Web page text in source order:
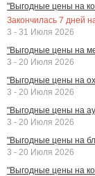
"Выгодные цены на
Закончилась 7 дней
3 - 31 Июля 2026
"Выгодные цены на
3 - 20 Июля 2026
"Выгодные цены на
3 - 20 Июля 2026
"Выгодные цены на
3 - 20 Июля 2026
"Выгодные цены на
3 - 20 Июля 2026
"Выгодные цены на